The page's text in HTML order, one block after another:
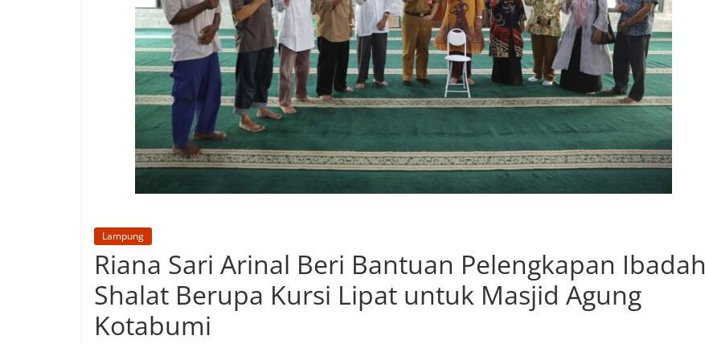
Lampung
Riana Sari Arinal Beri Bantuan Pelengkapan Ibadah
Shalat Berupa Kursi Lipat untuk Masjid Agung
Kotabumi